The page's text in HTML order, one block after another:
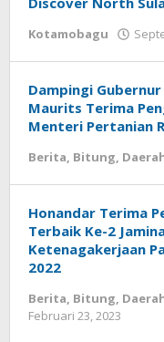
Kotamobagu
Dampingi Gubernur
Maurits Terima
Menteri Pertanian
Berita, Bitung,
Honandar Terima
Terbaik Ke-2
Ketenagakerjaan
2022
Berita, Bitung,
Februari 23, 2023